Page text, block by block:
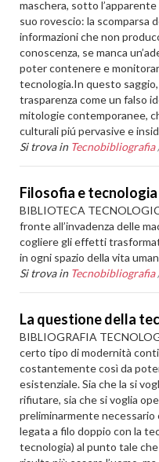
maschera, sotto
suo rovescio: la scomparsa
informazioni che non
conoscenza, se manca
poter contenere e
tecnologia.In questo
trasparenza come un falso
mitologie contemporanee,
culturali piú pervasive e
Si trova in Tecnobibliografia
Filosofia e tecnologia
BIBLIOTECA
fronte all’invadenza delle
cogliere gli effetti
in ogni spazio della vita
Si trova in Tecnobibliografia
La questione della
BIBLIOGRAFIA
certo tipo di modernità
costantemente così da
esistenziale. Sia che la si
rifiutare, sia che si voglia
preliminarmente necessario
legata a filo doppio con la
tecnologia) al punto tale